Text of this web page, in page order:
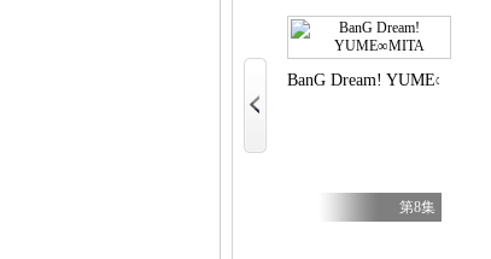
BanG Dream! YUME∞MITA
第8集